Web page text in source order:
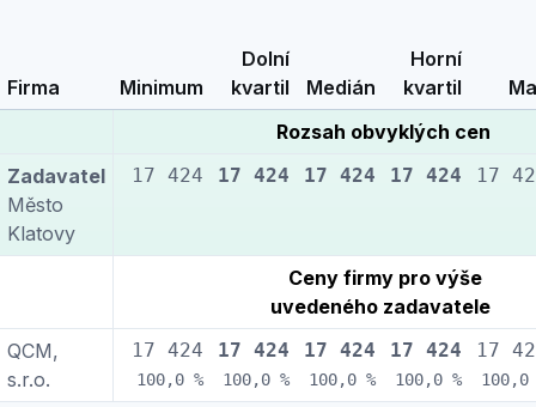
Firma Minimum
Dolní
kvartil
Medián
Horní
kvartil
Rozsah obvyklých cen
Zadavatel
Město
Klatovy
17 424 17 424 17 424 17 424 17
Ceny firmy pro výše
uvedeného zadavatele
QCM,
s.r.o.
17 424
100,0 %
17 424
100,0 %
17 424
100,0 %
17 424
100,0 %
17
100,0